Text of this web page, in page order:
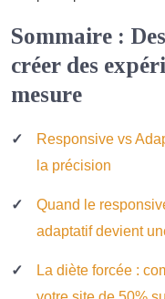
Sommaire :
créer des
mesure
Responsive vs
la précision
Quand le
adaptatif devient
La diète forcée :